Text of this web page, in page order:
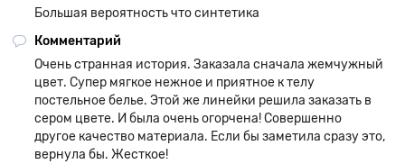
Большая вероятность что синтетика
Комментарий
Очень странная история. Заказала сначала жемчужный
цвет. Супер мягкое нежное и приятное к телу
постельное белье. Этой же линейки решила заказать в
сером цвете. И была очень огорчена! Совершенно
другое качество материала. Если бы заметила сразу это,
вернула бы. Жесткое!